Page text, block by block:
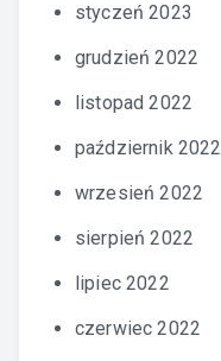
styczeń 2023
grudzień 2022
listopad 2022
październik 2022
wrzesień 2022
sierpień 2022
lipiec 2022
czerwiec 2022